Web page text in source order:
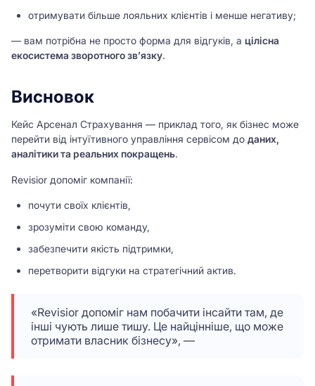
отримувати більше лояльних клієнтів і менше негативу;
— вам потрібна не просто форма для відгуків, а цілісна
екосистема зворотного зв’язку.
Висновок
Кейс Арсенал Страхування — приклад того, як бізнес може
перейти від інтуїтивного управління сервісом до даних,
аналітики та реальних покращень.
Revisior допоміг компанії:
почути своїх клієнтів,
зрозуміти свою команду,
забезпечити якість підтримки,
перетворити відгуки на стратегічний актив.
«Revisior допоміг нам побачити інсайти там, де
інші чують лише тишу. Це найцінніше, що може
отримати власник бізнесу», —